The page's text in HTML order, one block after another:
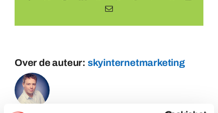
E-
Over de auteur: skyinternetmarketing